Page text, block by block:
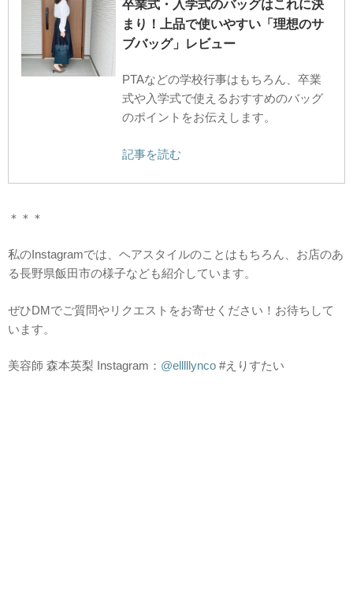
卒業式・入学式のバッグはこれに決
まり！上品で使いやすい「理想のサ
ブバッグ」レビュー
PTAなどの学校行事はもちろん、卒業
式や入学式で使えるおすすめのバッグ
のポイントをお伝えします。
記事を読む
＊＊＊
私のInstagramでは、ヘアスタイルのことはもちろん、お店のあ
る長野県飯田市の様子なども紹介しています。
ぜひDMでご質問やリクエストをお寄せください！お待ちして
います。
美容師 森本英梨 Instagram： @elllllynco #えりすたい